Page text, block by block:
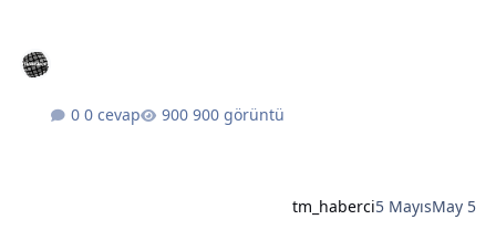
0 cevap 900 görüntü
tm_haberci5 MayısMay 5